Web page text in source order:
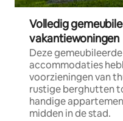
Volledig
vakantiewoningen
Deze gemeubileerde
accommodaties
voorzieningen van
rustige berghutten
handige
midden in de stad.